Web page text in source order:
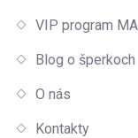
VIP program
Blog o šperkoch
O nás
Kontakty